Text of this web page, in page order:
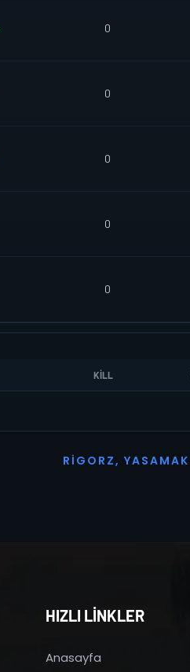
0
0
0
0
0
KILL
R I G O R Z, YASAMAK
HIZLI LİNKLER
Anasayfa